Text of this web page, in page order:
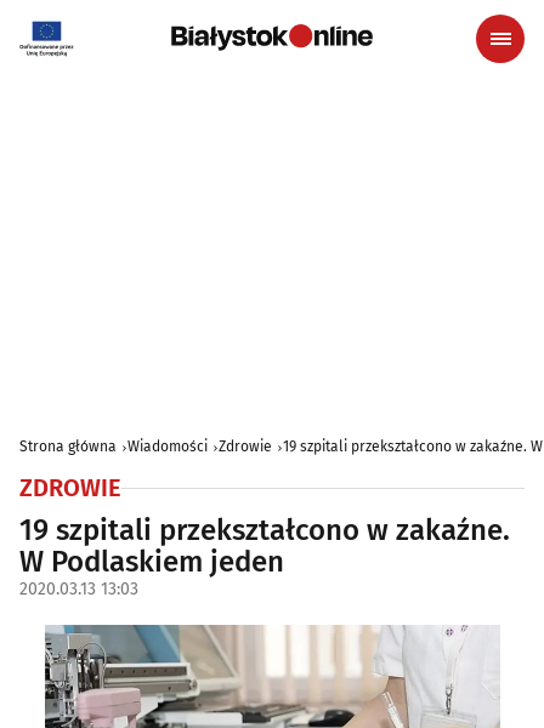
Strona główna Wiadomości Zdrowie 19 szpitali przekształcono w zakaźne.
ZDROWIE
19 szpitali przekształcono w zakaźne.
W Podlaskiem jeden
2020.03.13 13:03